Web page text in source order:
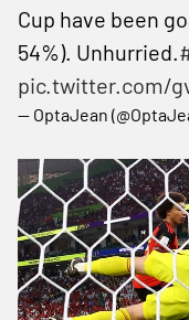
Cup have been
54%). Unhurried.
pic.twitter.com/
— OptaJean